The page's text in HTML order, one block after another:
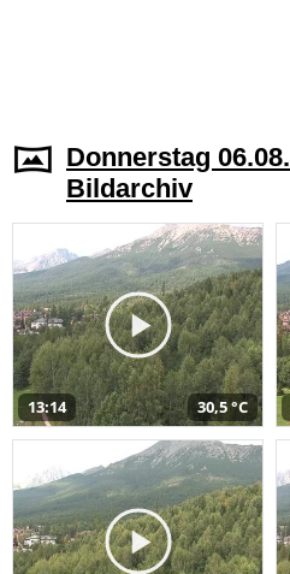
Donnerstag
Bildarchiv
13:14 30,5 °C